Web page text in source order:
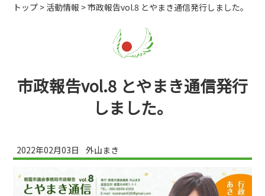
トップ > 活動情報 >市政報告vol.8 とやまき通信発行しました。
市政報告vol.8 とやまき通信発行
しました。
2022年02月03日 外山まき